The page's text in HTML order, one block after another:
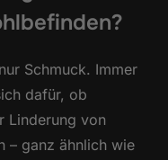
Schmuck. Immer
dafür, ob
Linderung von
– ganz ähnlich wie